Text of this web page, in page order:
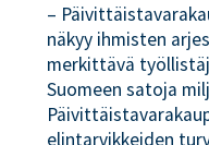
–
näkyy ihmisten
merkittävä
Suomeen satoja
elintarvikkeiden